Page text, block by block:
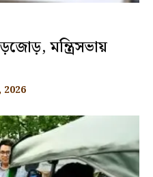
মন্ত্রিসভায়
2026